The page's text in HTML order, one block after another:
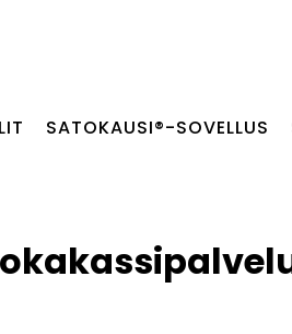
SATOKAUSI®-SOVELLUS